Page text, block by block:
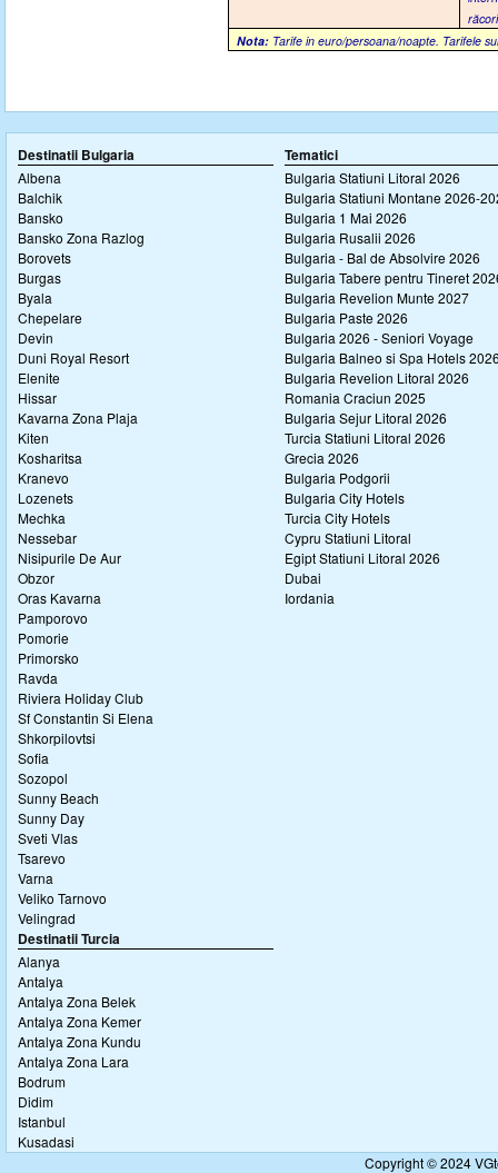
Nota: Tarife in euro/persoana/noapte. Tarifele
Destinatii Bulgaria
Albena
Balchik
Bansko
Bansko Zona Razlog
Borovets
Burgas
Byala
Chepelare
Devin
Duni Royal Resort
Elenite
Hissar
Kavarna Zona Plaja
Kiten
Kosharitsa
Kranevo
Lozenets
Mechka
Nessebar
Nisipurile De Aur
Obzor
Oras Kavarna
Pamporovo
Pomorie
Primorsko
Ravda
Riviera Holiday Club
Sf Constantin Si Elena
Shkorpilovtsi
Sofia
Sozopol
Sunny Beach
Sunny Day
Sveti Vlas
Tsarevo
Varna
Veliko Tarnovo
Velingrad
Destinatii Turcia
Alanya
Antalya
Antalya Zona Belek
Antalya Zona Kemer
Antalya Zona Kundu
Antalya Zona Lara
Bodrum
Didim
Istanbul
Kusadasi
Tematici
Bulgaria Statiuni Litoral 2026
Bulgaria Statiuni Montane 2026-
Bulgaria 1 Mai 2026
Bulgaria Rusalii 2026
Bulgaria - Bal de Absolvire 2026
Bulgaria Tabere pentru Tineret
Bulgaria Revelion Munte 2027
Bulgaria Paste 2026
Bulgaria 2026 - Seniori Voyage
Bulgaria Balneo si Spa Hotels
Bulgaria Revelion Litoral 2026
Romania Craciun 2025
Bulgaria Sejur Litoral 2026
Turcia Statiuni Litoral 2026
Grecia 2026
Bulgaria Podgorii
Bulgaria City Hotels
Turcia City Hotels
Cypru Statiuni Litoral
Egipt Statiuni Litoral 2026
Dubai
Iordania
Copyright © 2024